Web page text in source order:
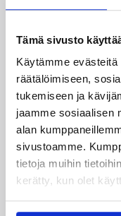
Tämä sivusto
Käytämme
räätälöimiseen,
tukemiseen ja
jaamme sosiaalisen
alan
sivustoamme.
tietoja muihin
kerätty, kun olet
Dolenc on
Suomen lisäksi
Liettuassa,
Islannissa.